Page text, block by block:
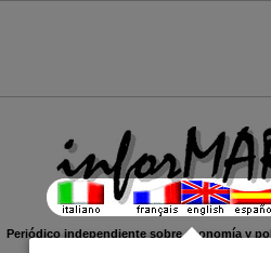
Periódico independiente sobre economía y